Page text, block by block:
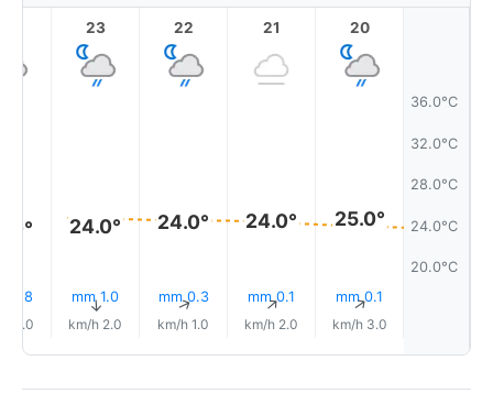
36.0°C
32.0°C
28.0°C
24.0°C
20.0°C
20
25.0°
0.1 mm
↑
3.0 km/h
21
24.0°
0.1 mm
↑
2.0 km/h
22
24.0°
0.3 mm
↑
1.0 km/h
23
24.0°
1.0 mm
↑
2.0 km/h
0.8 mm
2.0 km/h